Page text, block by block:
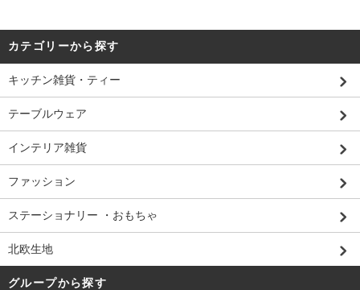
カテゴリーから探す
キッチン雑貨・ティー
テーブルウェア
インテリア雑貨
ファッション
ステーショナリー ・おもちゃ
北欧生地
グループから探す